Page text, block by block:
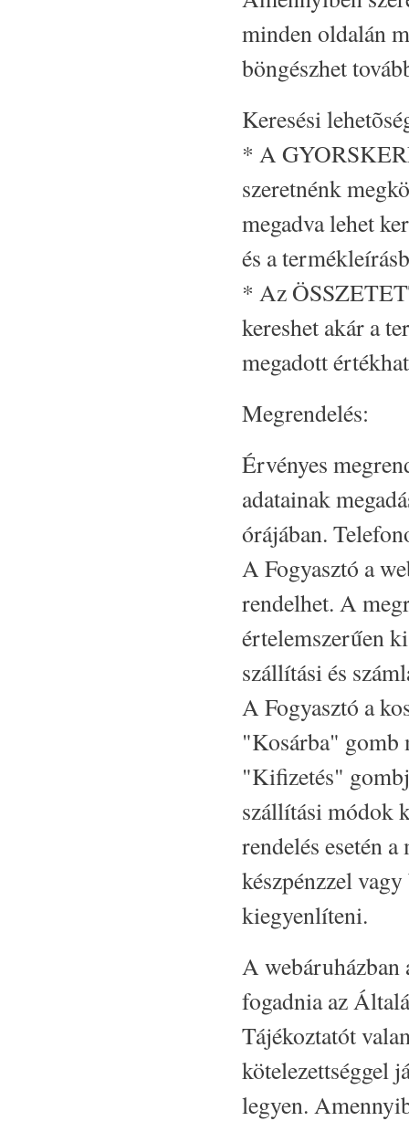
minden oldalán
böngészhet
Keresési
* A
szeretnénk
megadva lehet
és a
* Az
kereshet akár a
megadott
Megrendelés:
Érvényes
adatainak
órájában.
A Fogyasztó a
rendelhet. A
értelemszerűen
szállítási és
A Fogyasztó a
"Kosárba" gomb
"Kifizetés"
szállítási módok
rendelés esetén
készpénzzel
kiegyenlíteni.
A webáruházban
fogadnia az
Tájékoztatót
kötelezettséggel
legyen.